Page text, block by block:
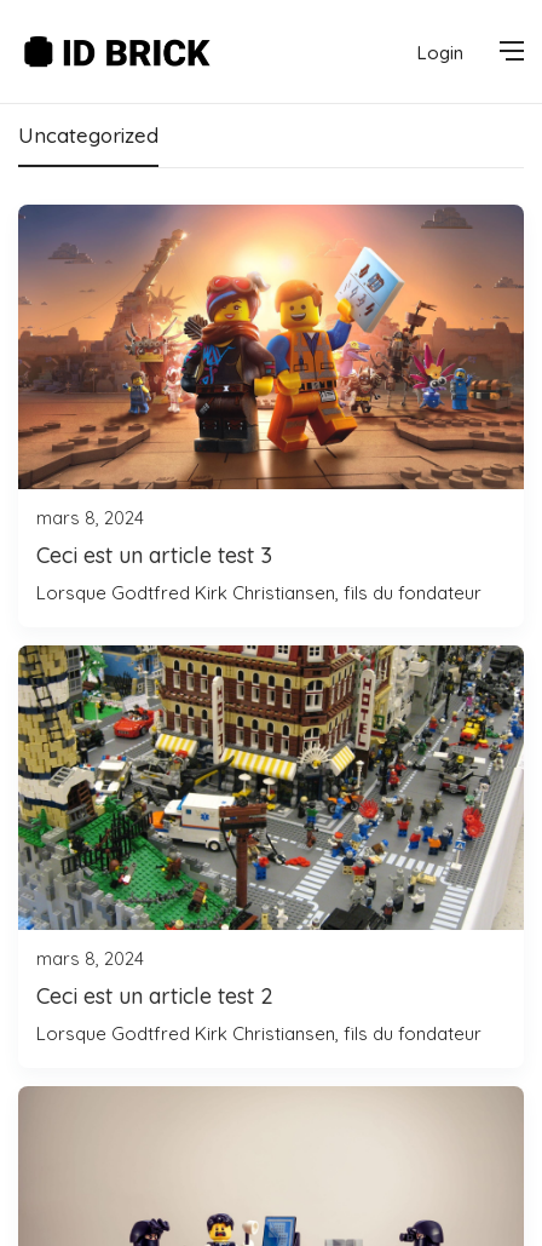
Login
Uncategorized
mars 8, 2024
Ceci est un article test 3
Lorsque Godtfred Kirk Christiansen, fils du fondateur
mars 8, 2024
Ceci est un article test 2
Lorsque Godtfred Kirk Christiansen, fils du fondateur